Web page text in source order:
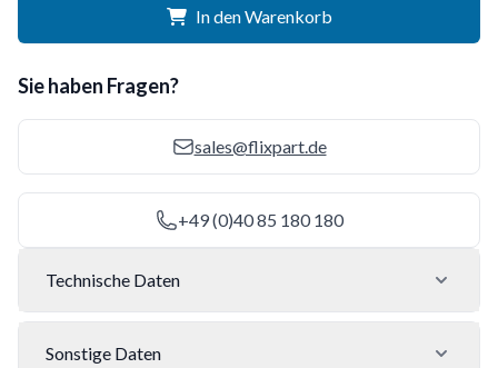
In den Warenkorb
Sie haben Fragen?
sales@flixpart.de
+49 (0)40 85 180 180
Technische Daten
Sonstige Daten